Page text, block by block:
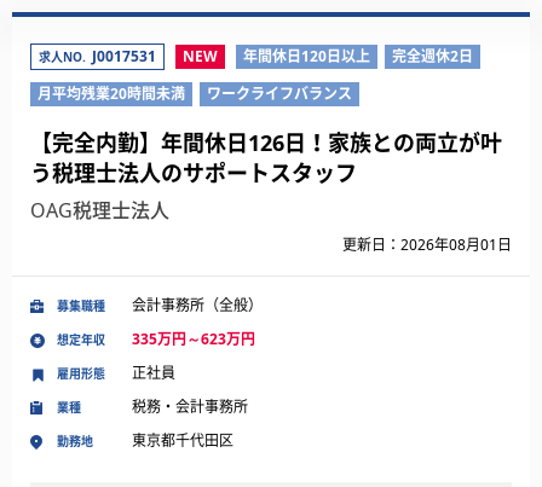
求人NO. J0017531 NEW 年間休日120日以上
完全週休2日
月平均残業20時間未満
ワークライフバランス
【完全内勤】年間休日126日！家族との両立が叶
う税理士法人のサポートスタッフ
OAG税理士法人
更新日：2026年08月01日
募集職種 会計事務所（全般）
想定年収 335万円～623万円
業種 税務・会計事務所
勤務地 東京都千代田区
雇用形態 正社員